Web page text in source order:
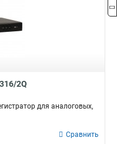
2Q
для аналоговых,
Сравнить